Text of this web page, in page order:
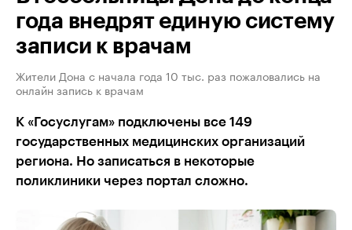
года внедрят единую систему
записи к врачам
Жители Дона с начала года 10 тыс. раз пожаловались на
онлайн запись к врачам
К «Госуслугам» подключены все 149
государственных медицинских организаций
региона. Но записаться в некоторые
поликлиники через портал сложно.